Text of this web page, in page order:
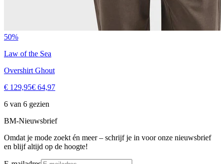
50%
Law of the Sea
Overshirt Ghout
€ 129,95€ 64,97
6 van 6 gezien
BM-Nieuwsbrief
Omdat je mode zoekt én meer – schrijf je in voor onze nieuwsbrief
en blijf altijd op de hoogte!